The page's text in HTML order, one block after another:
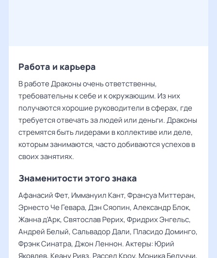
Работа и карьера
В работе Драконы очень ответственны,
требовательны к себе и к окружающим. Из них
получаются хорошие руководители в сферах, где
требуется отвечать за людей или деньги. Драконы
стремятся быть лидерами в коллективе или деле,
которым занимаются, часто добиваются успехов в
своих занятиях.
Знаменитости этого знака
Афанасий Фет, Иммануил Кант, Франсуа Миттеран,
Эрнесто Че Гевара, Дэн Сяопин, Александр Блок,
Жанна д'Арк, Святослав Рерих, Фридрих Энгельс,
Андрей Белый, Сальвадор Дали, Пласидо Доминго,
Фрэнк Синатра, Джон Леннон. Актеры: Юрий
Яковлев, Кеану Ривз, Рассел Кроу, Моника Белуччи,